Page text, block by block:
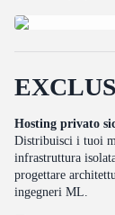
Hosting privato
Distribuisci i tuoi
infrastruttura
progettare
ingegneri ML.
EXCLUS